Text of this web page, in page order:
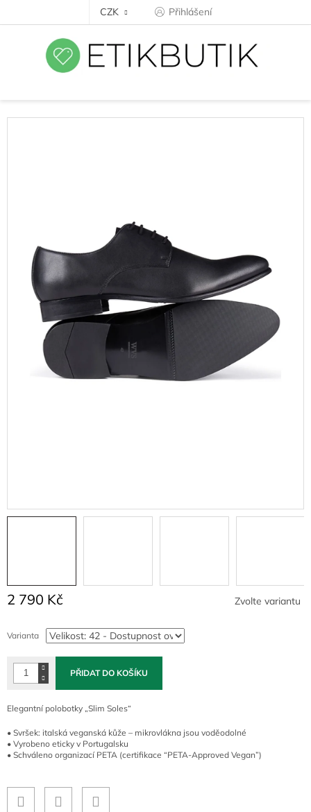
CZK Přihlášení
2 790 Kč
cena:
Zvolte variantu
Varianta
PŘIDAT DO KOŠÍKU
Elegantní polobotky „Slim Soles“
• Svršek: italská veganská kůže – mikrovlákna jsou voděodolné
• Vyrobeno eticky v Portugalsku
• Schváleno organizací PETA (certifikace “PETA-Approved Vegan”)